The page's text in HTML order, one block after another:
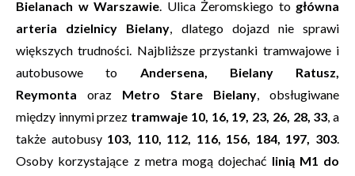
Bielanach w Warszawie. Ulica Żeromskiego to główna
arteria dzielnicy Bielany, dlatego dojazd nie sprawi
większych trudności. Najbliższe przystanki tramwajowe i
autobusowe to Andersena, Bielany Ratusz,
Reymonta oraz Metro Stare Bielany, obsługiwane
między innymi przez tramwaje 10, 16, 19, 23, 26, 28, 33, a
także autobusy 103, 110, 112, 116, 156, 184, 197, 303.
Osoby korzystające z metra mogą dojechać linią M1 do